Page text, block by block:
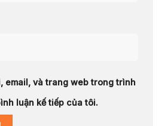
email, và trang web trong trình
luận kế tiếp của tôi.